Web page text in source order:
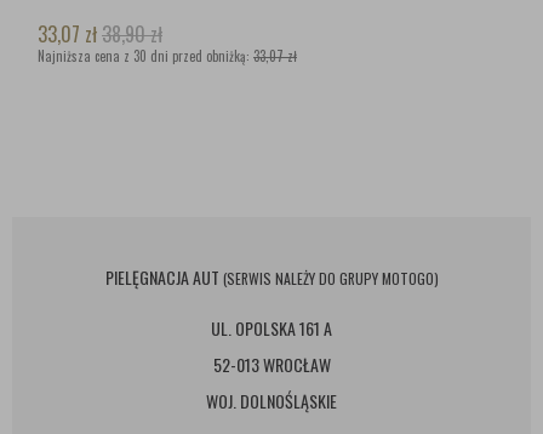
33,07 zł38,90zł
Najniższa cena z 30 dni przed obniżką: 33,07 zł
PIELĘGNACJA AUT (SERWIS NALEŻY DO GRUPY MOTOGO)
UL. OPOLSKA 161 A
52-013 WROCŁAW
WOJ. DOLNOŚLĄSKIE